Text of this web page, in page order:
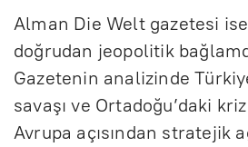
Alman Die Welt gazetesi
doğrudan jeopolitik
Gazetenin analizinde
savaşı ve Ortadoğu’daki
Avrupa açısından stratejik